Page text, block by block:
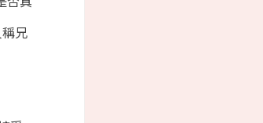
兄